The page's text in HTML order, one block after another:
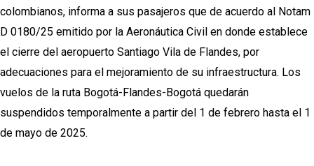
colombianos, informa a sus pasajeros que de acuerdo al Notam
D 0180/25 emitido por la Aeronáutica Civil en donde establece
el cierre del aeropuerto Santiago Vila de Flandes, por
adecuaciones para el mejoramiento de su infraestructura. Los
vuelos de la ruta Bogotá-Flandes-Bogotá quedarán
suspendidos temporalmente a partir del 1 de febrero hasta el 1
de mayo de 2025.